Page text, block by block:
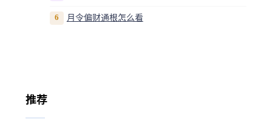
6 月令偏财通根怎么看
推荐